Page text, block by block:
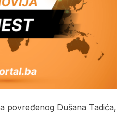
povređenog Dušana Tadića,